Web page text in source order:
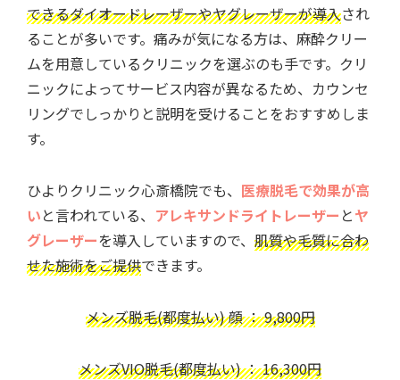
できるダイオードレーザーやヤグレーザーが導入され
ることが多いです。痛みが気になる方は、麻酔クリー
ムを用意しているクリニックを選ぶのも手です。クリ
ニックによってサービス内容が異なるため、カウンセ
リングでしっかりと説明を受けることをおすすめしま
す。
ひよりクリニック心斎橋院でも、 医療脱毛で効果が高
いと言われている、 アレキサンドライトレーザー とヤ
グレーザーを導入していますので、 肌質や毛質に合わ
せた施術をご提供できます。
メンズ脱毛(都度払い) 顔 ： 9,800円
メンズVIO脱毛(都度払い) ： 16,300円